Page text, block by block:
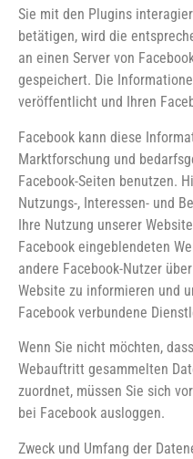
Sie mit den Plugins
betätigen, wird die
an einen Server von
gespeichert. Die
veröffentlicht und Ihren
Facebook kann diese
Marktforschung und
Facebook-Seiten benutzen.
Nutzungs-, Interessen- und
Ihre Nutzung unserer
Facebook eingeblendeten
andere Facebook-Nutzer
Website zu informieren und
Facebook verbundene
Wenn Sie nicht möchten,
Webauftritt gesammelten
zuordnet, müssen Sie sich
bei Facebook ausloggen.
Zweck und Umfang der